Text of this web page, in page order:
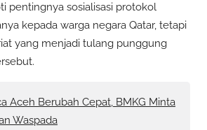
pentingnya sosialisasi protokol
kepada warga negara Qatar, tetapi
yang menjadi tulang punggung
Aceh Berubah Cepat, BMKG Minta
Waspada